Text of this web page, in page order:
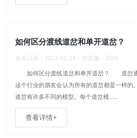
如何区分渡线道岔和单开道岔？
发布日期：2023-02-24 浏览量：3500
如何区分渡线道岔和单开道岔？ 道岔通
这个行业的朋友会认为所有的道岔都是一样的
道岔有许多不同的模型。每个道岔模......
查看详情+